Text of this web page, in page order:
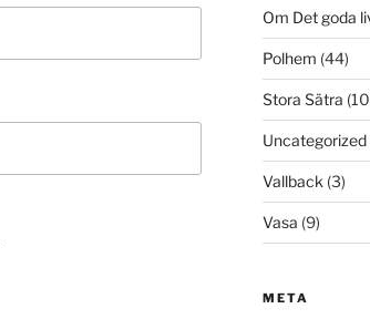
Om Det goda
Polhem (44)
Stora Sätra
Uncategorized
Vallback (3)
Vasa (9)
META